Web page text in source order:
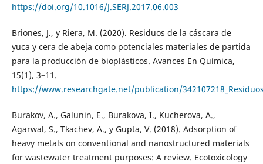
https://doi.org/10.1016/J.SERJ.2017.06.003
Briones, J., y Riera, M. (2020). Residuos de la cáscara de
yuca y cera de abeja como potenciales materiales de partida
para la producción de bioplásticos. Avances En Química,
15(1), 3–11.
https://www.researchgate.net/publication/
Burakov, A., Galunin, E., Burakova, I., Kucherova, A.,
Agarwal, S., Tkachev, A., y Gupta, V. (2018). Adsorption of
heavy metals on conventional and nanostructured materials
for wastewater treatment purposes: A review. Ecotoxicology